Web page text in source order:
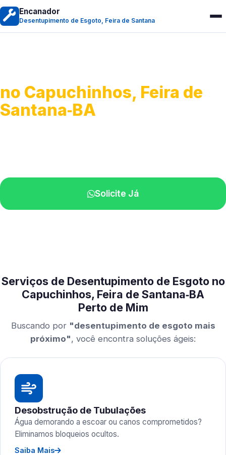
Encanador
Desentupimento de Esgoto, Feira de Santana
no Capuchinhos, Feira de
Santana‑BA
Solicite Já
Serviços de Desentupimento de Esgoto no
Capuchinhos, Feira de Santana‑BA
Perto de Mim
Buscando por "desentupimento de esgoto mais
próximo", você encontra soluções ágeis:
Desobstrução de Tubulações
Água demorando a escoar ou canos comprometidos?
Eliminamos bloqueios ocultos.
Saiba Mais